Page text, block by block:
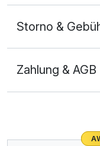
Für 6 Tage
Storno &
Zahlung & AGB